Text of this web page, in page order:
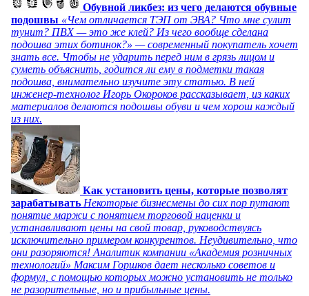
Обувной ликбез: из чего делаются обувные
подошвы «Чем отличается ТЭП от ЭВА? Что мне сулит
тунит? ПВХ — это же клей? Из чего вообще сделана
подошва этих ботинок?» — современный покупатель хочет
знать все. Чтобы не ударить перед ним в грязь лицом и
суметь объяснить, годится ли ему в подметки такая
подошва, внимательно изучите эту статью. В ней
инженер-технолог Игорь Окороков рассказывает, из каких
материалов делаются подошвы обуви и чем хорош каждый
из них.
Как установить цены, которые позволят
зарабатывать Некоторые бизнесмены до сих пор путают
понятие маржи с понятием торговой наценки и
устанавливают цены на свой товар, руководствуясь
исключительно примером конкурентов. Неудивительно, что
они разоряются! Аналитик компании «Академия розничных
технологий» Максим Горшков дает несколько советов и
формул, с помощью которых можно установить не только
не разорительные, но и прибыльные цены.